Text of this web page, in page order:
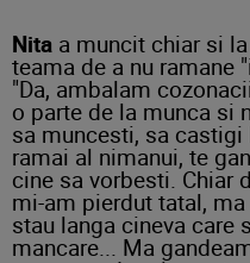
Nita a muncit chiar si
teama de a nu ramane
"Da, ambalam
o parte de la munca si
sa muncesti, sa castigi
ramai al nimanui, te
cine sa vorbesti. Chiar
mi-am pierdut tatal,
stau langa cineva care
mancare... Ma